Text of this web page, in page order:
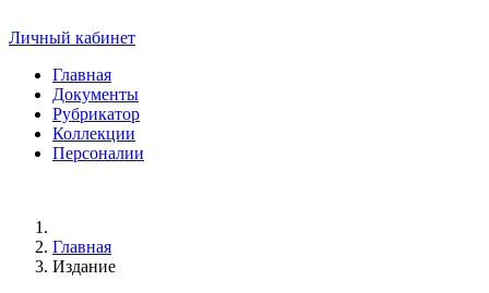
Личный кабинет
Главная
Документы
Рубрикатор
Коллекции
Персоналии
Главная
Издание